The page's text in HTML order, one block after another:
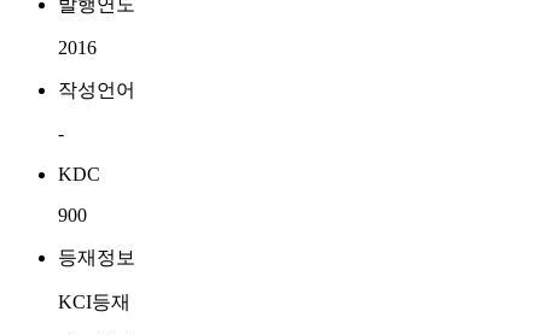
발행연도
2016
작성언어
-
KDC
900
등재정보
KCI등재